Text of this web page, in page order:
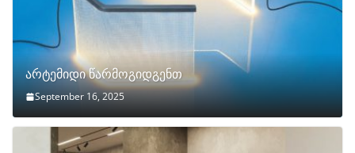
არტემიდი წარმოგიდგენთ
September 16, 2025